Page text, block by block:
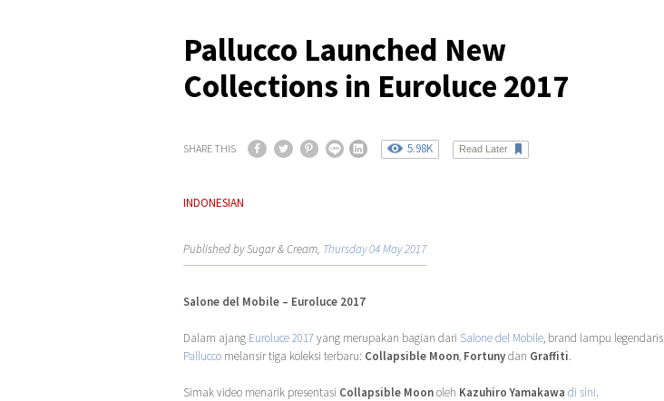
Pallucco Launched New
Collections in Euroluce 2017
SHARE THIS 5.98K Read Later
INDONESIAN
Published by Sugar & Cream, Thursday 04 May 2017
Salone del Mobile – Euroluce 2017
Dalam ajang Euroluce 2017yang merupakan bagian dari Salone del Mobile, brand lampu legendaris
Pallucco melansir tiga koleksi terbaru: Collapsible Moon, Fortunydan Graffiti.
Simak video menarik presentasi Collapsible Moonoleh Kazuhiro Yamakawa di sini.